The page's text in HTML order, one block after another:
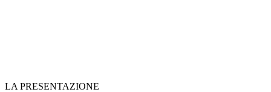
LA PRESENTAZIONE